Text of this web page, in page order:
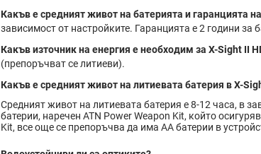
Какъв е средният живот на батерията и гаранцията
зависимост от настройките. Гаранцията е 2 години за
Какъв източник на енергия е необходим за X-Sight II
(препоръчват се литиеви).
Какъв е средният живот на литиевата батерия в X-
Средният живот на литиевата батерия е 8-12 часа, в
батерии, наречен ATN Power Weapon Kit, който
Kit, все още се препоръчва да има AA батерии в